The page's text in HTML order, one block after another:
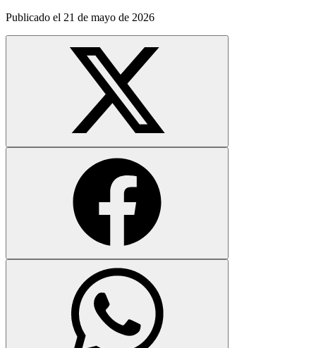
Publicado el 21 de mayo de 2026